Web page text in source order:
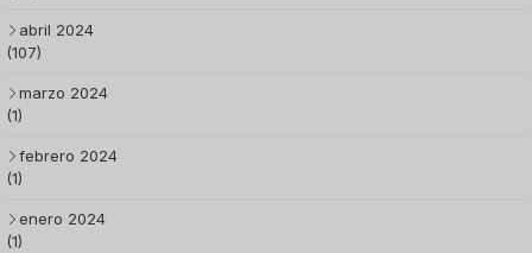
abril 2024
(107)
marzo 2024
(1)
febrero 2024
(1)
enero 2024
(1)